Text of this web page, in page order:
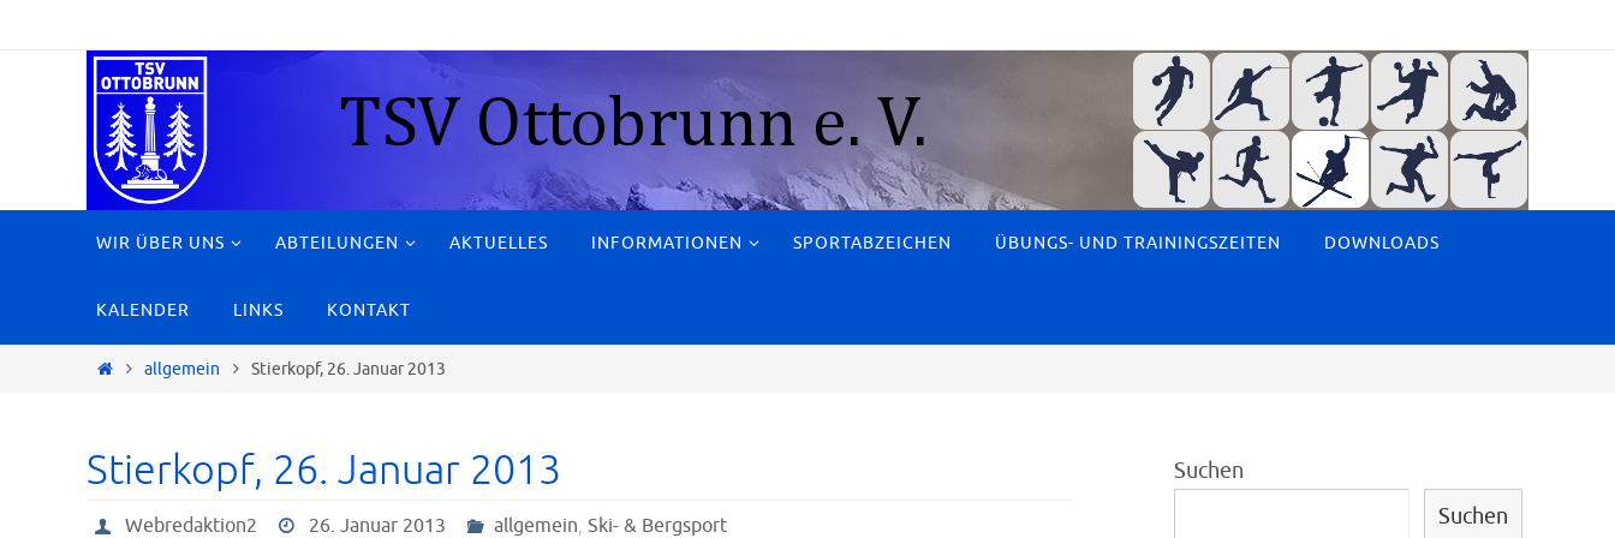
WIR ÜBER UNS ABTEILUNGEN AKTUELLES INFORMATIONEN SPORTABZEICHEN ÜBUNGS- UND TRAININGSZEITEN DOWNLOADS
KALENDER LINKS KONTAKT
Startallgemein Stierkopf, 26. Januar 2013
Stierkopf, 26. Januar 2013
Webredaktion2 26. Januar 2013 allgemein,Ski- & Bergsport
Suchen
Suchen